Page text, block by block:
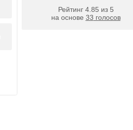
Рейтинг 4.85 из 5
на основе 33 голосов